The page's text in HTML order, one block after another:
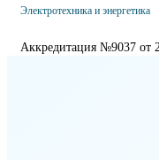
Электротехника и энергетика
Аккредитация №9037 от